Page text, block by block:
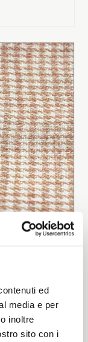
ed
media e per
inoltre
sito con i